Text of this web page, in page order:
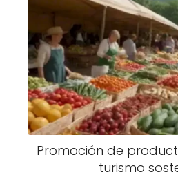
Promoción de
turismo